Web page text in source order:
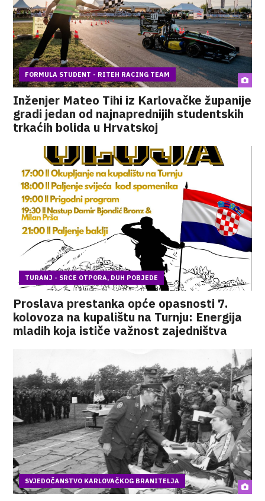
FORMULA STUDENT - RITEH RACING TEAM
Inženjer Mateo Tihi iz Karlovačke županije
gradi jedan od najnaprednijih studentskih
trkaćih bolida u Hrvatskoj
TURANJ - SRCE OTPORA, DUH POBJEDE
Proslava prestanka opće opasnosti 7.
kolovoza na kupalištu na Turnju: Energija
mladih koja ističe važnost zajedništva
SVJEDOČANSTVO KARLOVAČKOG BRANITELJA